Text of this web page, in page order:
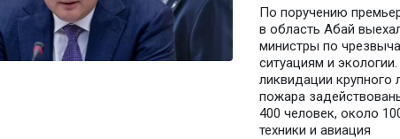
По поручению
в область Абай
министры по
ситуациям и экологии.
ликвидации крупного
пожара
400 человек, около
техники и авиация